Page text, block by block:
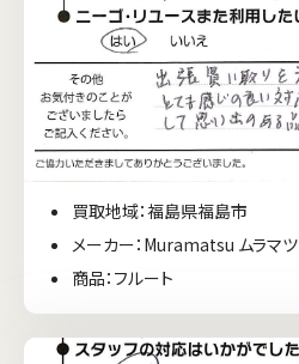
買取地域：福島県福島市
メーカー：Muramatsu ムラマツ
商品：フルート